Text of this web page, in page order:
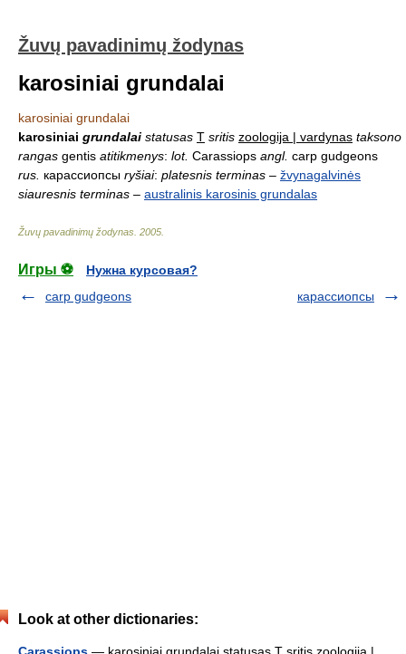
Žuvų pavadinimų žodynas
karosiniai grundalai
karosiniai grundalai
karosiniai grundalai statusas T sritis zoologija | vardynas taksono
rangas gentis atitikmenys: lot. Carassiops angl. carp gudgeons
rus. карассиопсы ryšiai: platesnis terminas – žvynagalvinės
siauresnis terminas – australinis karosinis grundalas
Žuvų pavadinimų žodynas 2005
Игры ⚽
Нужна курсовая?
carp gudgeons
карассиопсы
Look at other dictionaries: